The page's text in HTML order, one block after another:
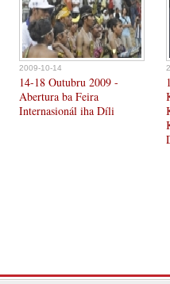
2009-10-14
14-18 Outubru 2009 -
Abertura ba Feira
Internasionál iha Díli